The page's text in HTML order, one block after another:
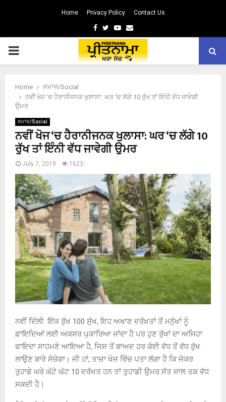
Home Privacy Policy Contact Us
Facebook
TwitterYoutube
Email
PRIMARY
Home
ਸਮਾਜ/Social
ਨਵੀਂ ਖੋਜ ‘ਚ ਹੈਰਾਨੀਜਨਕ ਖੁਲਾਸਾ: ਘਰ ‘ਚ ਲੱਗੇ 10 ਰੁੱਖ ਤਾਂ ਇੰਨੀ ਵੱਧ ਜਾਵੇਗੀ
ਉਮਰ
ਸਮਾਜ/Social
ਨਵੀਂ ਖੋਜ ‘ਚ ਹੈਰਾਨੀਜਨਕ ਖੁਲਾਸਾ: ਘਰ ‘ਚ ਲੱਗੇ 10
ਰੁੱਖ ਤਾਂ ਇੰਨੀ ਵੱਧ ਜਾਵੇਗੀ ਉਮਰ
July 7, 2019 1623
ਨਵੀਂ ਦਿੱਲੀ: ਇੱਕ ਰੁੱਖ 100 ਸੁੱਖ, ਇਹ ਅਖਾਣ ਦਰੱਖ਼ਤਾਂ ਤੋਂ ਮਨੁੱਖਾਂ ਨੂੰ
ਫ਼ਾਇਦਿਆਂ ਲਈ ਅਕਸਰ ਪੁਕਾਰਿਆ ਜਾਂਦਾ ਹੈ ਪਰ ਹੁਣ ਰੁੱਖਾਂ ਦਾ ਅਜਿਹਾ
ਫਾਇਦਾ ਸਾਹਮਣੇ ਆਇਆ ਹੈ, ਜਿਸ ਤੋਂ ਬਾਅਦ ਹਰ ਕੋਈ ਵੱਧ ਤੋਂ ਵੱਧ ਰੁੱਖ
ਲਾਉਣ ਬਾਰੇ ਸੋਚੇਗਾ। ਜੀ ਹਾਂ, ਤਾਜ਼ਾ ਖੋਜ ਵਿੱਚ ਪਤਾ ਲੱਗਾ ਹੈ ਕਿ ਜੇਕਰ
ਤੁਹਾਡੇ ਘਰੇ ਘੱਟੋ ਘੱਟ 10 ਦਰੱਖ਼ਤ ਹਨ ਤਾਂ ਤੁਹਾਡੀ ਉਮਰ ਸੱਤ ਸਾਲ ਤਕ ਵੱਧ
ਸਕਦੀ ਹੈ।